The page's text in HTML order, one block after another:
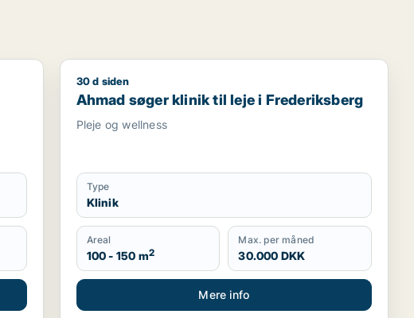
Ahmad søger klinik til leje i Frederiksberg
30 d siden
Ahmad søger klinik til leje i Frederiksberg
Pleje og wellness
Type
Klinik
Areal
100 - 150 m2
Max. per måned
30.000 DKK
Mere info